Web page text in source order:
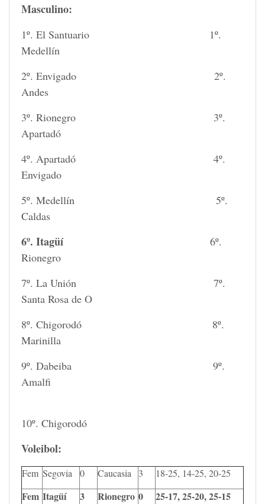
Masculino:
1º. El Santuario 1º.
Medellín
2º. Envigado 2º.
Andes
3º. Rionegro 3º.
Apartadó
4º. Apartadó 4º.
Envigado
5º. Medellín 5º.
Caldas
6º. Itagüí
6º.
Rionegro
7º. La Unión 7º.
Santa Rosa de O
8º. Chigorodó 8º.
Marinilla
9º. Dabeiba 9º.
Amalfi
10º. Chigorodó
Voleibol:
Fem Segovia 0 Caucasia 3 18-25, 14-25, 20-25
Fem Itagüí 3 Rionegro 0 25-17, 25-20, 25-15